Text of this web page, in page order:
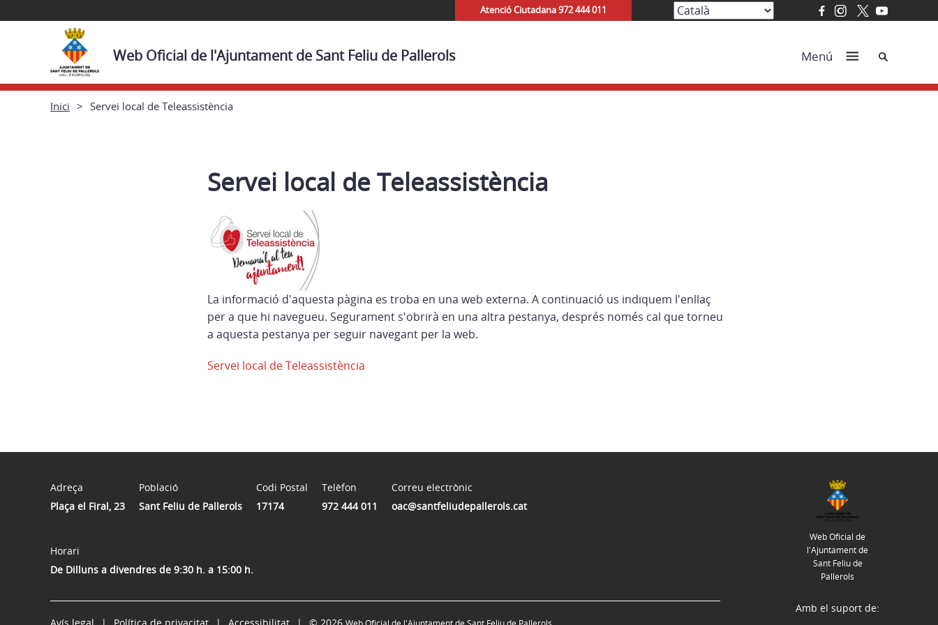
Atenció Ciutadana 972 444 011
Web Oficial de l'Ajuntament de Sant Feliu de Pallerols Menú Cerca
Inici Servei local de Teleassistència
Servei local de Teleassistència
La informació d'aquesta pàgina es troba en una web externa. A continuació us indiquem l'enllaç
per a que hi navegueu. Segurament s'obrirà en una altra pestanya, després només cal que torneu
a aquesta pestanya per seguir navegant per la web.
Servei local de Teleassistència
Adreça
Plaça el Firal, 23
Població
Sant Feliu de Pallerols
Codi Postal
17174
Telèfon
972 444 011
Correu electrònic
oac@santfeliudepallerols.cat
Horari
De Dilluns a divendres de 9:30 h. a 15:00 h.
Web Oficial de
l'Ajuntament de
Sant Feliu de
Pallerols
Amb el suport de: